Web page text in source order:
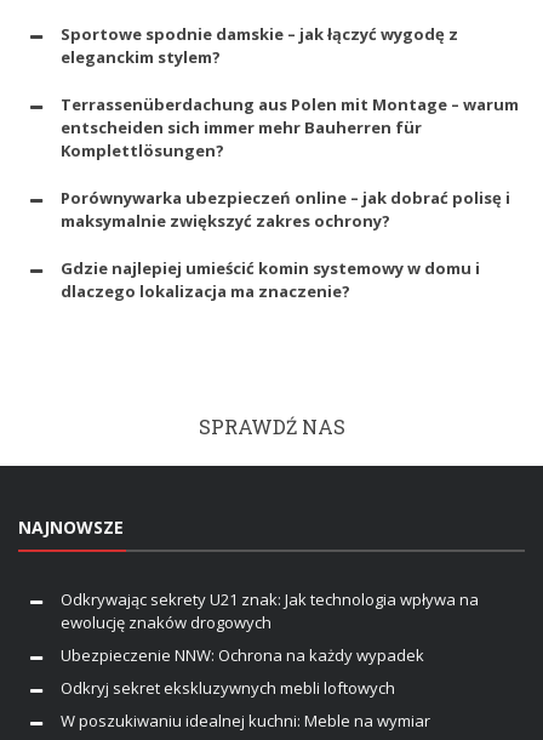
Sportowe spodnie damskie – jak łączyć wygodę z
eleganckim stylem?
Terrassenüberdachung aus Polen mit Montage – warum
entscheiden sich immer mehr Bauherren für
Komplettlösungen?
Porównywarka ubezpieczeń online – jak dobrać polisę i
maksymalnie zwiększyć zakres ochrony?
Gdzie najlepiej umieścić komin systemowy w domu i
dlaczego lokalizacja ma znaczenie?
SPRAWDŹ NAS
NAJNOWSZE
Odkrywając sekrety U21 znak: Jak technologia wpływa na
ewolucję znaków drogowych
Ubezpieczenie NNW: Ochrona na każdy wypadek
Odkryj sekret ekskluzywnych mebli loftowych
W poszukiwaniu idealnej kuchni: Meble na wymiar